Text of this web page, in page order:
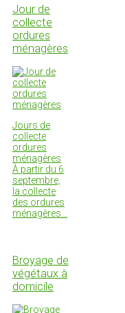
Jour de
collecte
ordures
ménagères
Jours de
collecte
ordures
ménagères
À partir du 6
septembre,
la collecte
des ordures
ménagères…
Broyage de
végétaux à
domicile